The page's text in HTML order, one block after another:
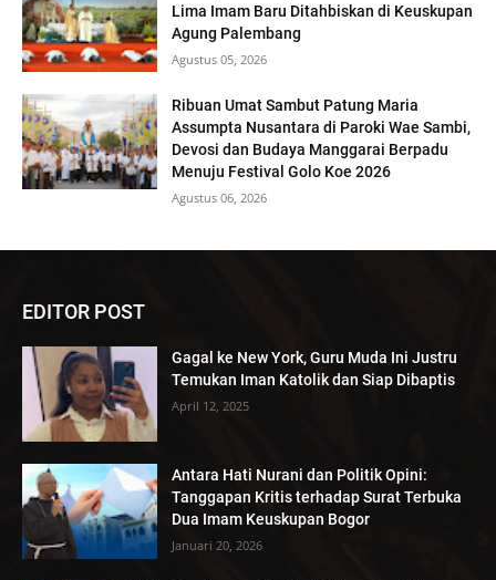
Lima Imam Baru Ditahbiskan di Keuskupan
Agung Palembang
Agustus 05, 2026
Ribuan Umat Sambut Patung Maria
Assumpta Nusantara di Paroki Wae Sambi,
Devosi dan Budaya Manggarai Berpadu
Menuju Festival Golo Koe 2026
Agustus 06, 2026
EDITOR POST
Gagal ke New York, Guru Muda Ini Justru
Temukan Iman Katolik dan Siap Dibaptis
April 12, 2025
Antara Hati Nurani dan Politik Opini:
Tanggapan Kritis terhadap Surat Terbuka
Dua Imam Keuskupan Bogor
Januari 20, 2026